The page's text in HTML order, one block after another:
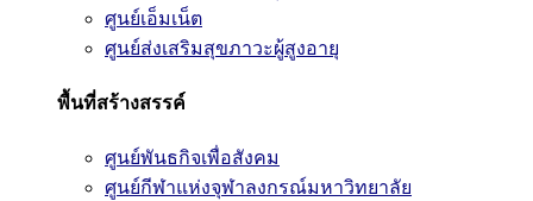
ศูนย์เอ็มเน็ต
ศูนย์ส่งเสริมสุขภาวะผู้สูงอายุ
พื้นที่สร้างสรรค์
ศูนย์พันธกิจเพื่อสังคม
ศูนย์กีฬาแห่งจุฬาลงกรณ์มหาวิทยาลัย